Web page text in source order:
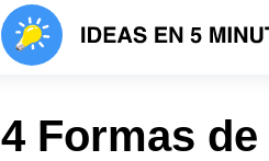
4 Formas